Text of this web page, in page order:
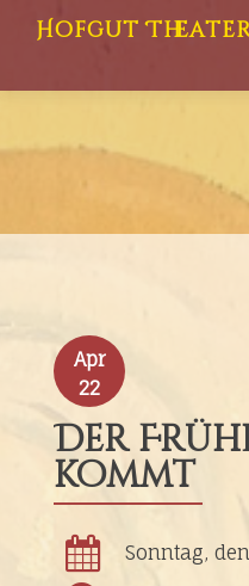
Hofgut Theater
Apr
22
Der
kommt
Sonntag,